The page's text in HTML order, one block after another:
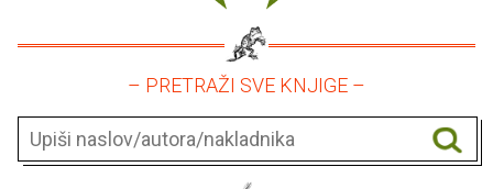
– PRETRAŽI SVE KNJIGE –